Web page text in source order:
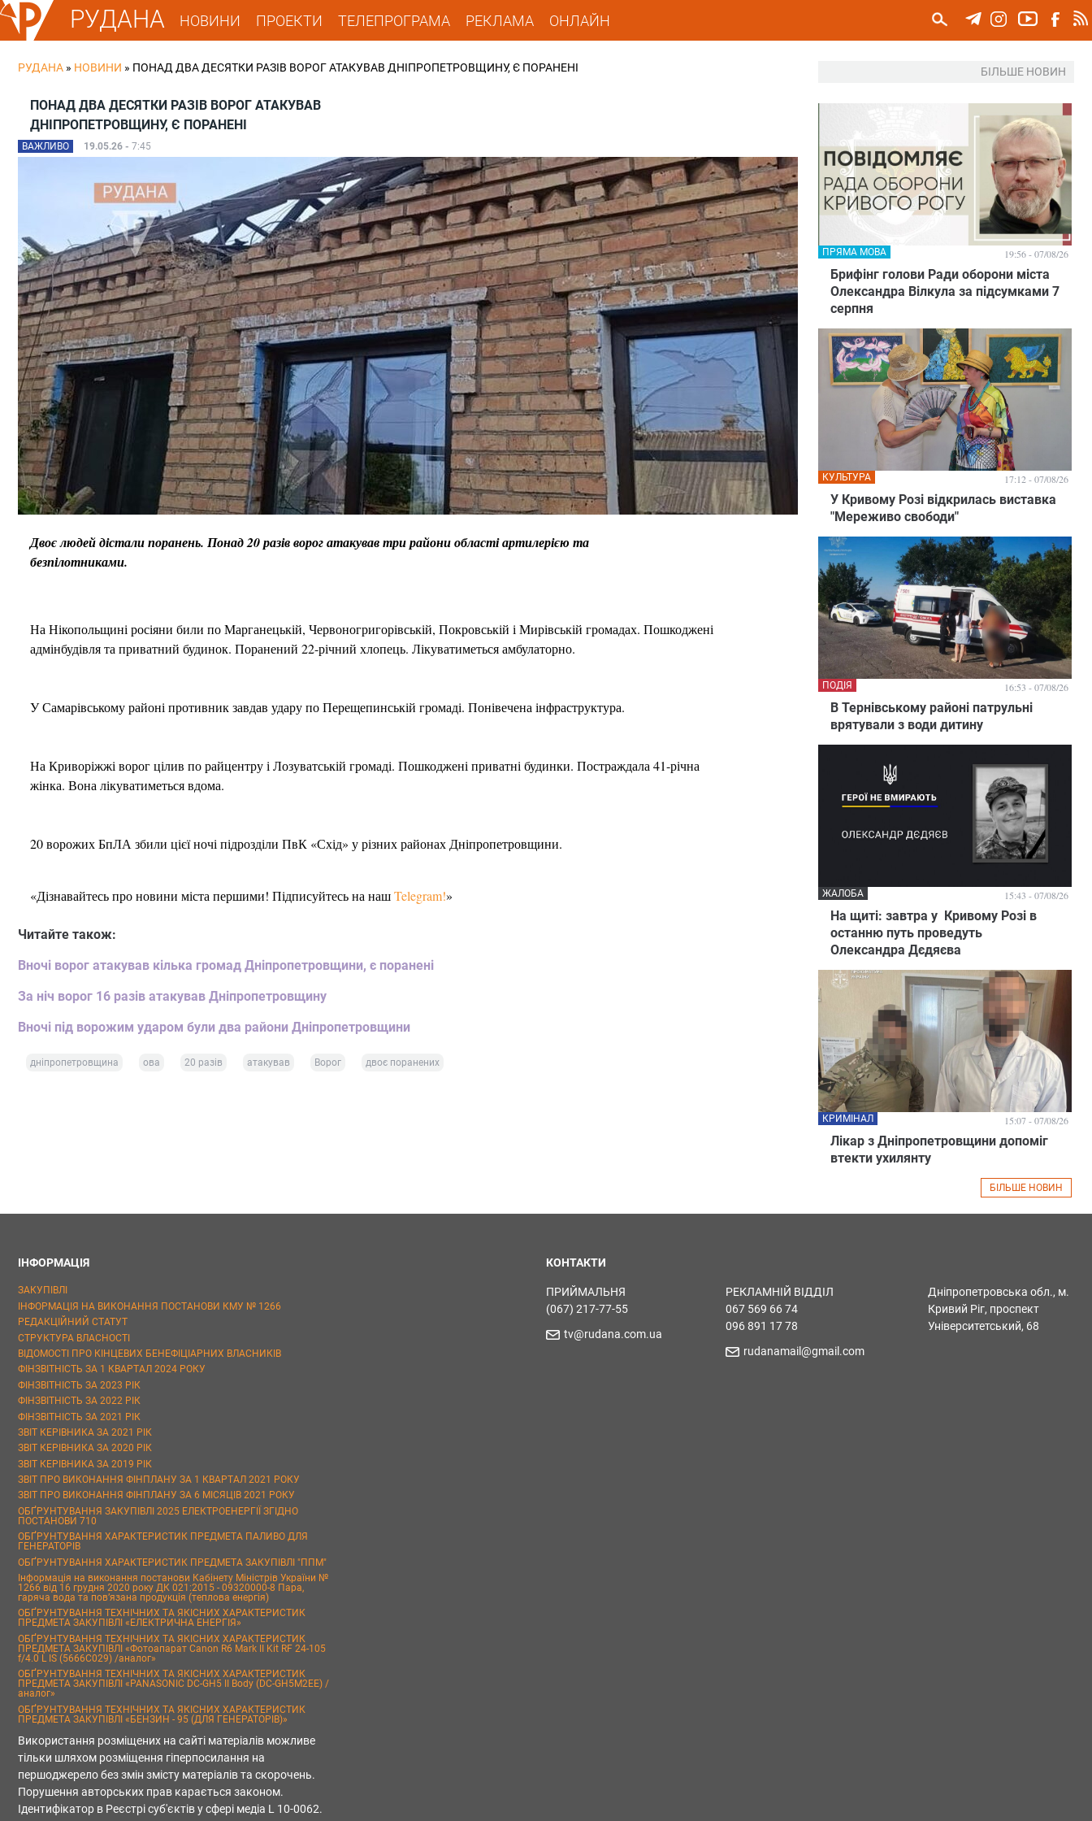
РУДАНА НОВИНИ ПРОЕКТИ ТЕЛЕПРОГРАМА РЕКЛАМА ОНЛАЙН
РУДАНА » НОВИНИ » ПОНАД ДВА ДЕСЯТКИ РАЗІВ ВОРОГ АТАКУВАВ ДНІПРОПЕТРОВЩИНУ, Є ПОРАНЕНІ
ПОНАД ДВА ДЕСЯТКИ РАЗІВ ВОРОГ АТАКУВАВ
ДНІПРОПЕТРОВЩИНУ, Є ПОРАНЕНІ
ВАЖЛИВО 19.05.26 - 7:45
Двоє людей дістали поранень. Понад 20 разів ворог атакував три райони області артилерією та
безпілотниками.
На Нікопольщині росіяни били по Марганецькій, Червоногригорівській, Покровській і Мирівській громадах. Пошкоджені
адмінбудівля та приватний будинок. Поранений 22-річний хлопець. Лікуватиметься амбулаторно.
У Самарівському районі противник завдав удару по Перещепинській громаді. Понівечена інфраструктура.
На Криворіжжі ворог цілив по райцентру і Лозуватській громаді. Пошкоджені приватні будинки. Постраждала 41-річна
жінка. Вона лікуватиметься вдома.
20 ворожих БпЛА збили цієї ночі підрозділи ПвК «Схід» у різних районах Дніпропетровщини.
«Дізнавайтесь про новини міста першими! Підписуйтесь на нашTelegram!»
Читайте також:
Вночі ворог атакував кілька громад Дніпропетровщини, є поранені
За ніч ворог 16 разів атакував Дніпропетровщину
Вночі під ворожим ударом були два райони Дніпропетровщини
дніпропетровщина ова 20 разів атакував Ворог двоє поранених
БІЛЬШЕ НОВИН
Брифінг голови Ради оборони міста
Олександра Вілкула за підсумками 7
серпня
ПРЯМА МОВА 19:56 - 07/08/26
У Кривому Розі відкрилась виставка
"Мереживо свободи"
КУЛЬТУРА 17:12 - 07/08/26
В Тернівському районі патрульні
врятували з води дитину
ПОДІЯ 16:53 - 07/08/26
На щиті: завтра у Кривому Розі в
останню путь проведуть
Олександра Дєдяєва
ЖАЛОБА 15:43 - 07/08/26
Лікар з Дніпропетровщини допоміг
втекти ухилянту
КРИМІНАЛ 15:07 - 07/08/26
БІЛЬШЕ НОВИН
ІНФОРМАЦІЯ
ЗАКУПІВЛІ
ІНФОРМАЦІЯ НА ВИКОНАННЯ ПОСТАНОВИ КМУ № 1266
РЕДАКЦІЙНИЙ СТАТУТ
СТРУКТУРА ВЛАСНОСТІ
ВІДОМОСТІ ПРО КІНЦЕВИХ БЕНЕФІЦІАРНИХ ВЛАСНИКІВ
ФІНЗВІТНІСТЬ ЗА 1 КВАРТАЛ 2024 РОКУ
ФІНЗВІТНІСТЬ ЗА 2023 РІК
ФІНЗВІТНІСТЬ ЗА 2022 РІК
ФІНЗВІТНІСТЬ ЗА 2021 РІК
ЗВІТ КЕРІВНИКА ЗА 2021 РІК
ЗВІТ КЕРІВНИКА ЗА 2020 РІК
ЗВІТ КЕРІВНИКА ЗА 2019 РІК
ЗВІТ ПРО ВИКОНАННЯ ФІНПЛАНУ ЗА 1 КВАРТАЛ 2021 РОКУ
ЗВІТ ПРО ВИКОНАННЯ ФІНПЛАНУ ЗА 6 МІСЯЦІВ 2021 РОКУ
ОБҐРУНТУВАННЯ ЗАКУПІВЛІ 2025 ЕЛЕКТРОЕНЕРГІЇ ЗГІДНО
ПОСТАНОВИ 710
ОБҐРУНТУВАННЯ ХАРАКТЕРИСТИК ПРЕДМЕТА ПАЛИВО ДЛЯ
ГЕНЕРАТОРІВ
ОБҐРУНТУВАННЯ ХАРАКТЕРИСТИК ПРЕДМЕТА ЗАКУПІВЛІ "ППМ"
Інформація на виконання постанови Кабінету Міністрів України №
1266 від 16 грудня 2020 року ДК 021:2015 - 09320000-8 Пара,
гаряча вода та пов’язана продукція (теплова енергія)
ОБҐРУНТУВАННЯ ТЕХНІЧНИХ ТА ЯКІСНИХ ХАРАКТЕРИСТИК
ПРЕДМЕТА ЗАКУПІВЛІ «ЕЛЕКТРИЧНА ЕНЕРГІЯ»
ОБҐРУНТУВАННЯ ТЕХНІЧНИХ ТА ЯКІСНИХ ХАРАКТЕРИСТИК
ПРЕДМЕТА ЗАКУПІВЛІ «Фотоапарат Canon R6 Mark II Kit RF 24-105
f/4.0 L IS (5666C029) /аналог»
ОБҐРУНТУВАННЯ ТЕХНІЧНИХ ТА ЯКІСНИХ ХАРАКТЕРИСТИК
ПРЕДМЕТА ЗАКУПІВЛІ «PANASONIC DC-GH5 II Body (DC-GH5M2EE) /
аналог»
ОБҐРУНТУВАННЯ ТЕХНІЧНИХ ТА ЯКІСНИХ ХАРАКТЕРИСТИК
ПРЕДМЕТА ЗАКУПІВЛІ «БЕНЗИН - 95 (ДЛЯ ГЕНЕРАТОРІВ)»
Використання розміщених на сайті матеріалів можливе
тільки шляхом розміщення гіперпосилання на
першоджерело без змін змісту матеріалів та скорочень.
Порушення авторських прав карається законом.
Ідентифікатор в Реєстрі суб'єктів у сфері медіа L 10-0062.
КОНТАКТИ
ПРИЙМАЛЬНЯ
(067) 217-77-55
tv@rudana.com.ua
РЕКЛАМНІЙ ВІДДІЛ
067 569 66 74
096 891 17 78
rudanamail@gmail.com
Дніпропетровська обл., м.
Кривий Ріг, проспект
Університетський, 68